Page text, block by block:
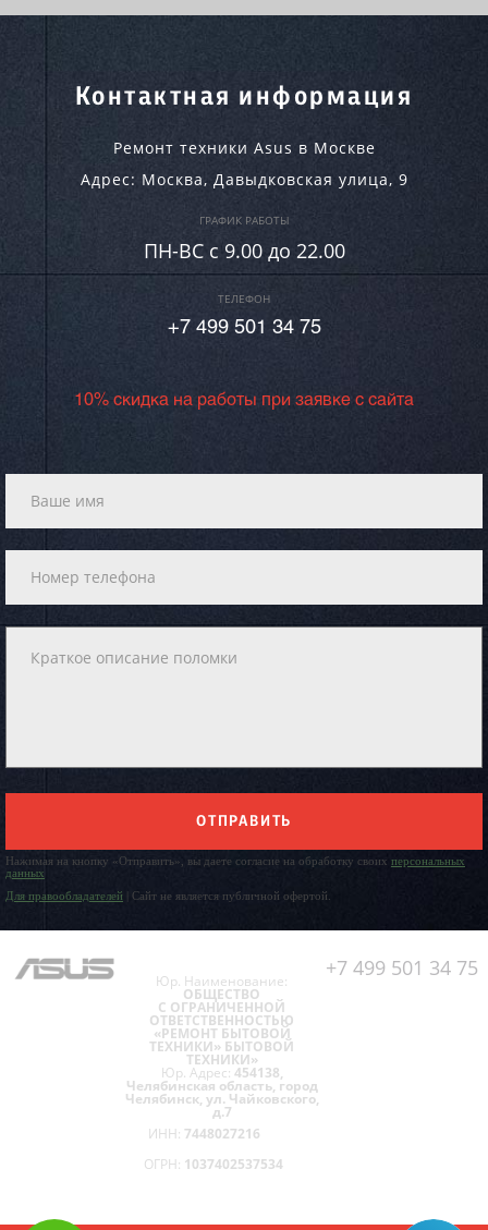
Контактная информация
Ремонт техники Asus в Москве
Адрес: Москва, Давыдковская улица, 9
ГРАФИК РАБОТЫ
ПН-ВC c 9.00 до 22.00
ТЕЛЕФОН
+7 499 501 34 75
10% скидка на работы при заявке с сайта
ОТПРАВИТЬ
Нажимая на кнопку «Отправить», вы даете согласие на обработку своих персональных
данных
Для правообладателей | Сайт не является публичной офертой.
+7 499 501 34 75
Юр. Наименование:
ОБЩЕСТВО
С ОГРАНИЧЕННОЙ
ОТВЕТСТВЕННОСТЬЮ
«РЕМОНТ БЫТОВОЙ
ТЕХНИКИ» БЫТОВОЙ
ТЕХНИКИ»
Юр. Адрес: 454138,
Челябинская область, город
Челябинск, ул. Чайковского,
д.7
ИНН: 7448027216
ОГРН: 1037402537534